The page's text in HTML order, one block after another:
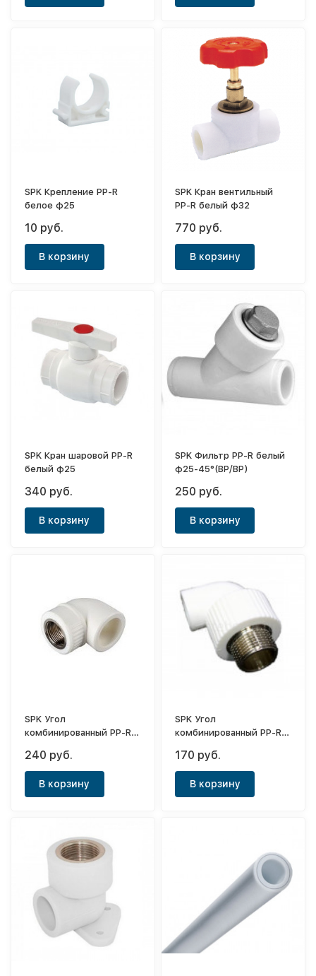
SPK Крепление PP-R
белое ф25
10 руб.
В корзину
SPK Кран вентильный
PP-R белый ф32
770 руб.
В корзину
SPK Кран шаровой PP-R
белый ф25
340 руб.
В корзину
SPK Фильтр PP-R белый
ф25-45°(ВР/ВР)
250 руб.
В корзину
SPK Угол
комбинированный PP-R
240 руб.
В корзину
SPK Угол
комбинированный PP-R
170 руб.
В корзину